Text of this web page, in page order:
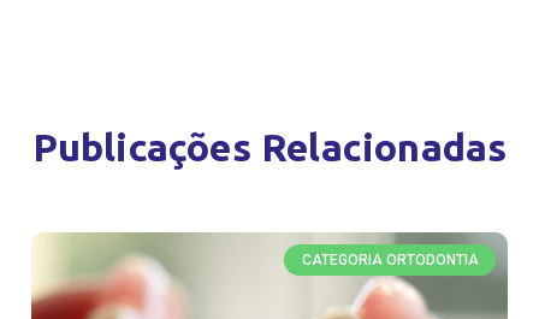
Publicações Relacionadas
CATEGORIA ORTODONTIA